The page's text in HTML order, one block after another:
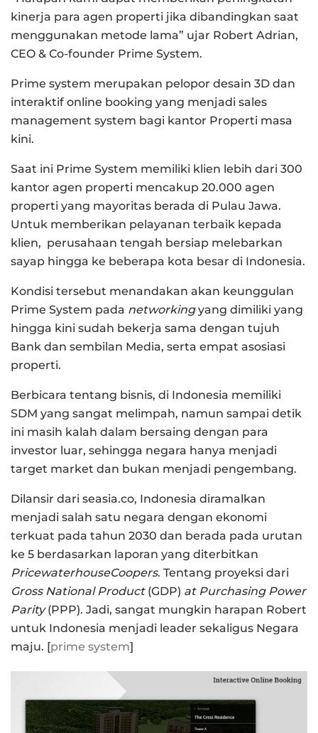
kinerja para agen properti jika dibandingkan saat
menggunakan metode lama” ujar Robert Adrian,
CEO & Co-founder Prime System.
Prime system merupakan pelopor desain 3D dan
interaktif online booking yang menjadi sales
management system bagi kantor Properti masa
kini.
Saat ini Prime System memiliki klien lebih dari 300
kantor agen properti mencakup 20.000 agen
properti yang mayoritas berada di Pulau Jawa.
Untuk memberikan pelayanan terbaik kepada
klien, perusahaan tengah bersiap melebarkan
sayap hingga ke beberapa kota besar di Indonesia.
Kondisi tersebut menandakan akan keunggulan
Prime System pada networkingyang dimiliki yang
hingga kini sudah bekerja sama dengan tujuh
Bank dan sembilan Media, serta empat asosiasi
properti.
Berbicara tentang bisnis, di Indonesia memiliki
SDM yang sangat melimpah, namun sampai detik
ini masih kalah dalam bersaing dengan para
investor luar, sehingga negara hanya menjadi
target market dan bukan menjadi pengembang.
Dilansir dari seasia.co, Indonesia diramalkan
menjadi salah satu negara dengan ekonomi
terkuat pada tahun 2030 dan berada pada urutan
ke 5 berdasarkan laporan yang diterbitkan
PricewaterhouseCoopers. Tentang proyeksi dari
Gross National Product(GDP) atPurchasing Power
Parity(PPP). Jadi, sangat mungkin harapan Robert
untuk Indonesia menjadi leader sekaligus Negara
maju. [prime system]